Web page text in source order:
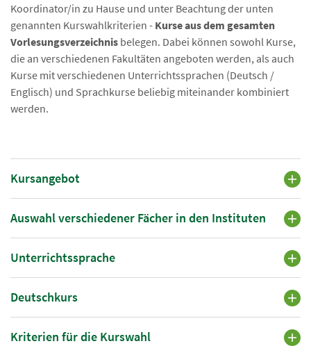
Koordinator/in zu Hause und unter Beachtung der unten
genannten Kurswahlkriterien - Kurse aus dem gesamten
Vorlesungsverzeichnis belegen. Dabei können sowohl Kurse,
die an verschiedenen Fakultäten angeboten werden, als auch
Kurse mit verschiedenen Unterrichtssprachen (Deutsch /
Englisch) und Sprachkurse beliebig miteinander kombiniert
werden.
Kursangebot
Auswahl verschiedener Fächer in den Instituten
Unterrichtssprache
Deutschkurs
Kriterien für die Kurswahl